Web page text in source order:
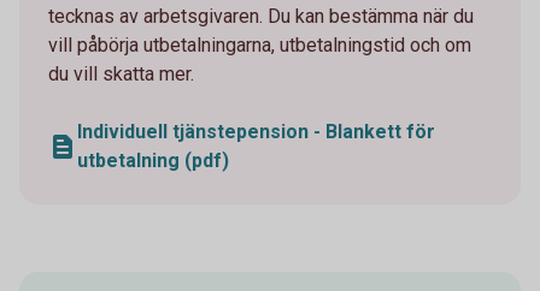
tecknas av arbetsgivaren. Du kan bestämma när du
vill påbörja utbetalningarna, utbetalningstid och om
du vill skatta mer.
Individuell tjänstepension - Blankett för
utbetalning (pdf)